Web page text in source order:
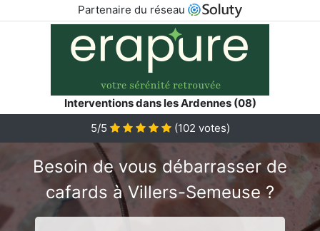
Partenaire du réseau
Interventions dans les Ardennes (08)
5/5 (102 votes)
Besoin de vous débarrasser de
cafards à Villers-Semeuse ?